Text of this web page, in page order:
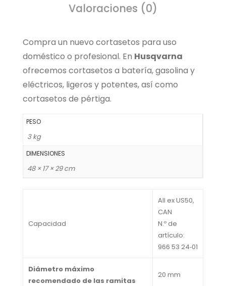
Valoraciones (0)
Compra un nuevo cortasetos para uso
doméstico o profesional. En Husqvarna
ofrecemos cortasetos a batería, gasolina y
eléctricos, ligeros y potentes, así como
cortasetos de pértiga.
PESO
3 kg
DIMENSIONES
48 × 17 × 29 cm
Capacidad
All ex US50,
CAN
N.º de
artículo:
966 53 24‑01
Diámetro máximo
recomendado de las ramitas
20 mm